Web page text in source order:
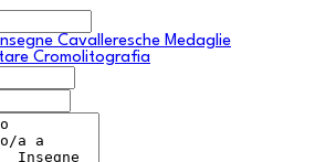
Cavalleresche Medaglie
Cromolitografia